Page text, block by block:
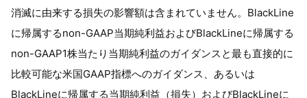
消滅に由来する損失の影響額は含まれていません。BlackLine
に帰属するnon-GAAP当期純利益およびBlackLineに帰属する
non-GAAP1株当たり当期純利益のガイダンスと最も直接的に
比較可能な米国GAAP指標へのガイダンス、あるいは
BlackLineに帰属する当期純利益（損失）およびBlackLineに